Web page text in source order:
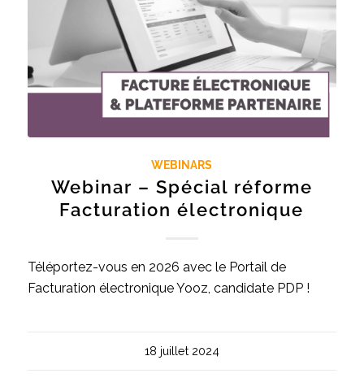
WEBINARS
Webinar – Spécial réforme
Facturation électronique
Téléportez-vous en 2026 avec le Portail de
Facturation électronique Yooz, candidate PDP !
18 juillet 2024